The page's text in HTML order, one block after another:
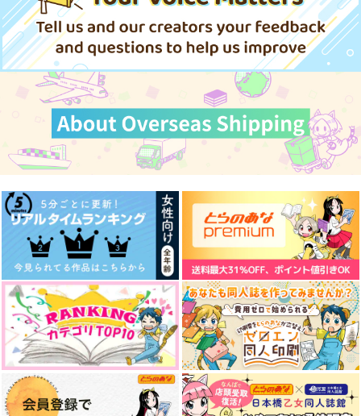
BlueMoment
わたぬき文屋
1,870円（税込）
カイザー×潔世一
サンプル
作品詳細
Familie2
サラダ定食
858円（税込）
カイザー×潔世一
サンプル
作品詳細
クリスマスがやってく
787円（税込）
カイザー×潔世一
サンプル
作品詳細
専売 1,572円 （税込）
ブルーロック
カイザー×潔世一
サンプル
カート
専売 629円
ブルーロック
カイザー×潔世一
サンプル
専売 660円 （税込）
ブルーロック
カイザー×潔世一
サンプル
神使の子猫は夜明けに
鳴く
Chocolat3°
専売 787円
ブルーロック
カイザー×潔世一
世一のことが大大大大
大好きな二人のカイザ
ーPART2
飴と蹴り
787円（税込）
ブルーロック
カイザー×潔世一
忘却に咲く花【上】
よもぎ餅
専売 787円（税込）
ブルーロック
カイザー×潔世一